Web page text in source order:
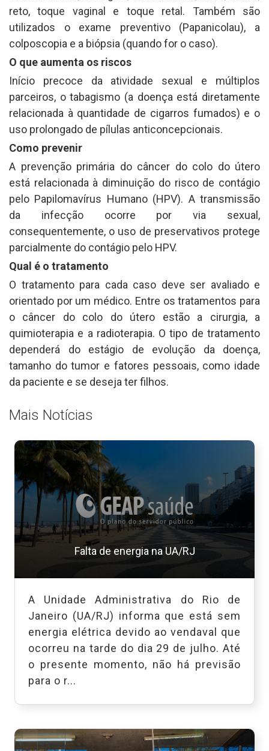
reto, toque vaginal e toque retal. Também são
utilizados o exame preventivo (Papanicolau), a
colposcopia e a biópsia (quando for o caso).
O que aumenta os riscos
Início precoce da atividade sexual e múltiplos
parceiros, o tabagismo (a doença está diretamente
relacionada à quantidade de cigarros fumados) e o
uso prolongado de pílulas anticoncepcionais.
Como prevenir
A prevenção primária do câncer do colo do útero
está relacionada à diminuição do risco de contágio
pelo Papilomavírus Humano (HPV). A transmissão
da infecção ocorre por via sexual,
consequentemente, o uso de preservativos protege
parcialmente do contágio pelo HPV.
Qual é o tratamento
O tratamento para cada caso deve ser avaliado e
orientado por um médico. Entre os tratamentos para
o câncer do colo do útero estão a cirurgia, a
quimioterapia e a radioterapia. O tipo de tratamento
dependerá do estágio de evolução da doença,
tamanho do tumor e fatores pessoais, como idade
da paciente e se deseja ter filhos.
Mais Notícias
Falta de energia na UA/RJ
A Unidade Administrativa do Rio de
Janeiro (UA/RJ) informa que está sem
energia elétrica devido ao vendaval que
ocorreu na tarde do dia 29 de julho. Até
o presente momento, não há previsão
para o r...